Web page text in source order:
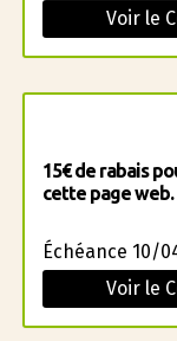
Voir le
15€ de rabais
cette page web.
Échéance 10/
Voir le